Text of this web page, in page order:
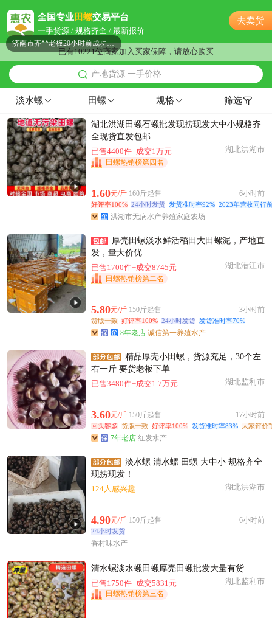
全国专业田螺交易平台
一手货源 / 规格齐全 / 最新报价
去卖货
已有10221位商家加入买家保障，请放心购买
产地货源 一手价格
附近康**老板9小时前获取了报价
附近葛**老板11小时前询价供应商
济南市齐**老板20小时前成功采购
附近秦**老板12小时前获取了报价
济南市汪**老板36分钟前成功采购
济南市程**老板43分钟前成功采购
济南市许**老板12小时前成功采购
济南市钱**老板38分钟前成功采购
济南市李**老板24分钟前询价供应商
附近孟**老板16小时前看了商品
附近汪**老板57分钟前询价供应商
附近韩**老板45分钟前询价供应商
附近李**老板26分钟前成功采购
附近张**老板11小时前成功采购
附近卢**老板2小时前获取了报价
济南市高**老板15小时前成功采购
济南市蒋**老板13小时前询价供应商
济南市张**老板21小时前成功采购
济南市贺**老板27分钟前成功采购
济南市姜**老板12小时前询价供应商
附近戚**老板6分钟前获取了报价
附近吴**老板12小时前看了商品
附近阳**老板14小时前成功采购
济南市伍**老板29分钟前看了商品
淡水螺 田螺 规格 筛选
湖北洪湖田螺石螺批发现捞现发大中小规格齐
全现货直发包邮
已售4400件+成交1万元
湖北洪湖市
田螺热销榜第四名
1.60元/斤 160斤起售 6小时前
好评率100% 24小时发货 发货准时率92% 2023年营收同行
洪湖市无病水产养殖家庭农场
厚壳田螺淡水鲜活稻田大田螺泥，产地直
发，量大价优
已售1700件+成交8745元
湖北潜江市
田螺热销榜第二名
5.80元/斤 150斤起售 3小时前
货版一致 好评率100% 24小时发货 发货准时率70%
8年老店 诚信第一养殖水产
精品厚壳小田螺，货源充足，30个左
右一斤 要货老板下单
已售3480件+成交1.7万元
湖北监利市
3.60元/斤 150斤起售 17小时前
回头客多 货版一致 好评率100% 发货准时率83% 大家评价
7年老店 红发水产
淡水螺 清水螺 田螺 大中小 规格齐全
现捞现发！
124人感兴趣
湖北洪湖市
4.90元/斤 150斤起售 6小时前
24小时发货
香村味水产
清水螺淡水螺田螺厚壳田螺批发大量有货
已售1750件+成交5831元
湖北监利市
田螺热销榜第三名